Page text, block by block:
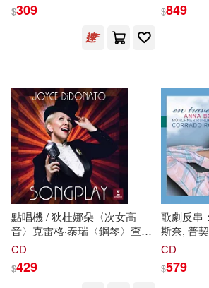
首爾大學語言教育院(53)
（西）塞萬提斯(52)
(英)柯南道爾(51)
山田鐘人(51)
勞動部及職業安全衛生研究所(404)
中信出版社(366)
中國計量出版社(363)
人民出版社(361)
中國礦業大學出版社(360)
Miller(conductor)Albany
Symphony Orchestra,Juilliard
Jazz Orchestra,Luciana
$309
柯〈班多
〈小號
唱片
Lautaro
(LP))
$849
點唱機 / 狄杜娜朵〈次女高
音〉克雷格‧泰瑞〈鋼琴〉查克‧
伊斯拉爾斯〈低音提琴〉吉米‧
柯〈班多紐手風琴〉查利‧波特
CD
$429
歌劇反串
斯奈, 普
絲(女中音
Travesti
CD
$579